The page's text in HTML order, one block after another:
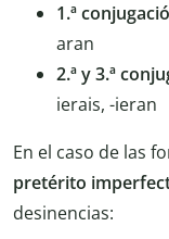
1.ª
aran
2.ª y 3.ª
ierais, -ieran
En el caso de las
pretérito
desinencias: